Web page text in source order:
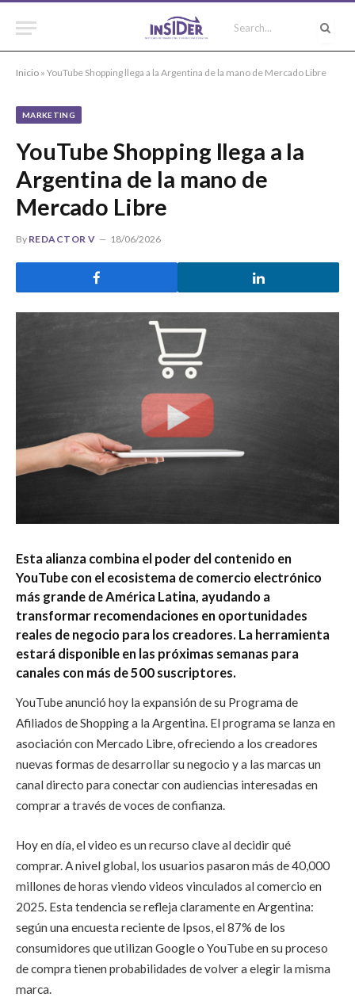
Inicio » YouTube Shopping llega a la Argentina de la mano de Mercado Libre
MARKETING
YouTube Shopping llega a la
Argentina de la mano de
Mercado Libre
By REDACTOR V 18/06/2026
Esta alianza combina el poder del contenido en
YouTube con el ecosistema de comercio electrónico
más grande de América Latina, ayudando a
transformar recomendaciones en oportunidades
reales de negocio para los creadores. La herramienta
estará disponible en las próximas semanas para
canales con más de 500 suscriptores.
YouTube anunció hoy la expansión de su Programa de
Afiliados de Shopping a la Argentina. El programa se lanza en
asociación con Mercado Libre, ofreciendo a los creadores
nuevas formas de desarrollar su negocio y a las marcas un
canal directo para conectar con audiencias interesadas en
comprar a través de voces de confianza.
Hoy en día, el video es un recurso clave al decidir qué
comprar. A nivel global, los usuarios pasaron más de 40,000
millones de horas viendo videos vinculados al comercio en
2025. Esta tendencia se refleja claramente en Argentina:
según una encuesta reciente de Ipsos, el 87% de los
consumidores que utilizan Google o YouTube en su proceso
de compra tienen probabilidades de volver a elegir la misma
marca.